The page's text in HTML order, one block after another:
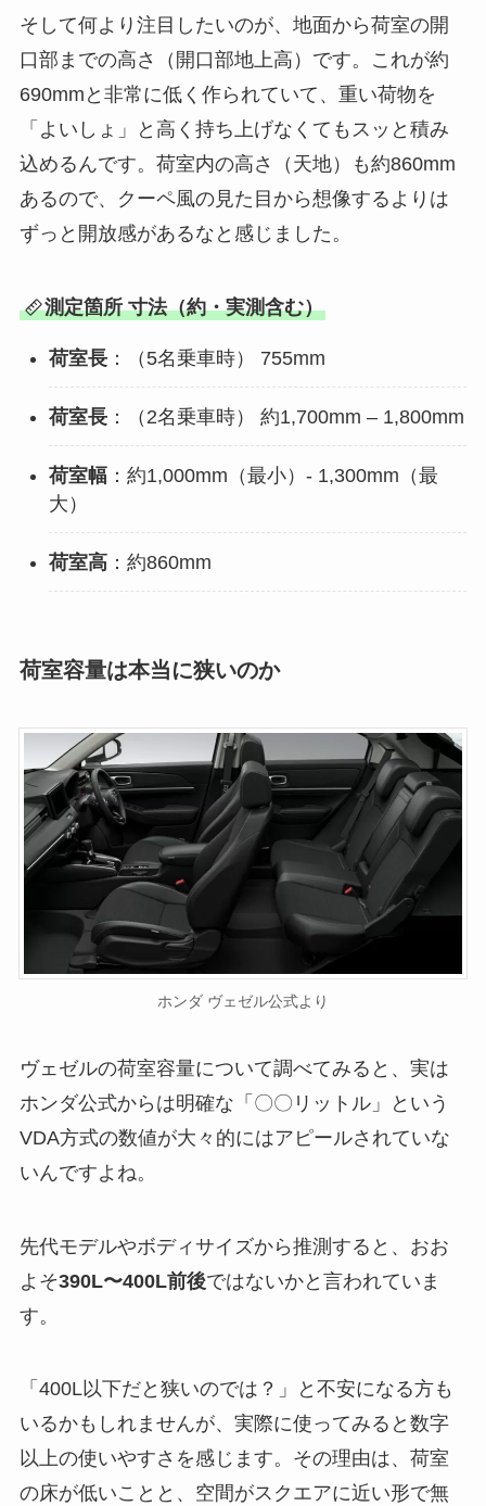
そして何より注目したいのが、地面から荷室の開
口部までの高さ（開口部地上高）です。これが約
690mmと非常に低く作られていて、重い荷物を
「よいしょ」と高く持ち上げなくてもスッと積み
込めるんです。荷室内の高さ（天地）も約860mm
あるので、クーペ風の見た目から想像するよりは
ずっと開放感があるなと感じました。
測定箇所 寸法（約・実測含む）
荷室長：（5名乗車時） 755mm
荷室長：（2名乗車時） 約1,700mm – 1,800mm
荷室幅：約1,000mm（最小）- 1,300mm（最
大）
荷室高：約860mm
荷室容量は本当に狭いのか
ホンダ ヴェゼル公式より
ヴェゼルの荷室容量について調べてみると、実は
ホンダ公式からは明確な「〇〇リットル」という
VDA方式の数値が大々的にはアピールされていな
いんですよね。
先代モデルやボディサイズから推測すると、おお
よそ390L〜400L前後ではないかと言われていま
す。
「400L以下だと狭いのでは？」と不安になる方も
いるかもしれませんが、実際に使ってみると数字
以上の使いやすさを感じます。その理由は、荷室
の床が低いことと、空間がスクエアに近い形で無